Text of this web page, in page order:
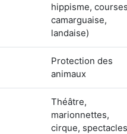
hippisme,
camarguaise,
landaise)
Protection des
animaux
Théâtre,
marionnettes,
cirque, spectacles